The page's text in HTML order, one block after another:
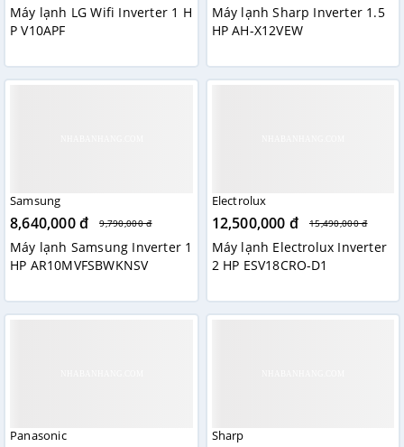
Máy lạnh LG Wifi Inverter 1 H
P V10APF
Máy lạnh Sharp Inverter 1.5
HP AH-X12VEW
Samsung
8,640,000 đ 9,790,000 đ
Máy lạnh Samsung Inverter 1
HP AR10MVFSBWKNSV
Electrolux
12,500,000 đ 15,490,000 đ
Máy lạnh Electrolux Inverter
2 HP ESV18CRO-D1
Panasonic Sharp